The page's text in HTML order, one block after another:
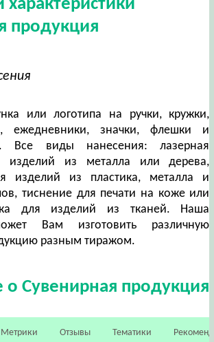
продукция
или логотипа на ручки, кружки,
ежедневники, значки, флешки и
Все виды нанесения: лазерная
изделий из металла или дерева,
изделий из пластика, металла и
тиснение для печати на коже или
для изделий из тканей. Наша
Вам изготовить различную
разным тиражом.
Сувенирная продукция
Метрики Отзывы Тематики